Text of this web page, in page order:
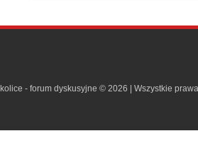
- forum dyskusyjne © 2026 | Wszystkie